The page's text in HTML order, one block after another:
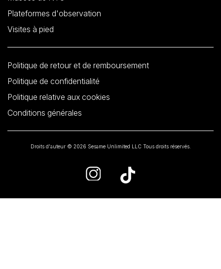
Plateformes d'observation
Visites à pied
Politique de retour et de remboursement
Politique de confidentialité
Politique relative aux cookies
Conditions générales
Droits d'auteur © 2026 Sesame Unlimited LLC Tous droits réservés.